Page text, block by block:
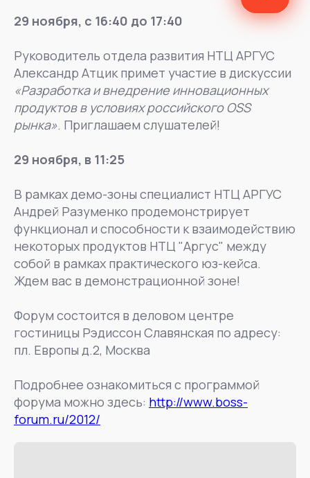
29 ноября, с 16:40 до 17:40
Руководитель отдела развития НТЦ АРГУС
Александр Атцик примет участие в дискуссии
«Разработка и внедрение инновационных
продуктов в условиях российского OSS
рынка». Приглашаем слушателей!
29 ноября, в 11:25
В рамках демо-зоны специалист НТЦ АРГУС
Андрей Разуменко продемонстрирует
функционал и способности к взаимодействию
некоторых продуктов НТЦ "Аргус" между
собой в рамках практического юз-кейса.
Ждем вас в демонстрационной зоне!
Форум состоится в деловом центре
гостиницы Рэдиссон Славянская по адресу:
пл. Европы д.2, Москва
Подробнее ознакомиться с программой
форума можно здесь: http://www.boss-
forum.ru/2012/